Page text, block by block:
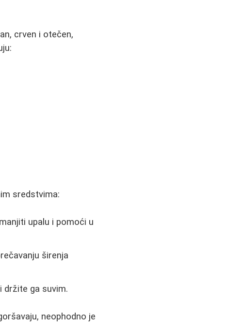
crven i otečen,
sredstvima:
upalu i pomoći u
širenja
držite ga suvim.
neophodno je